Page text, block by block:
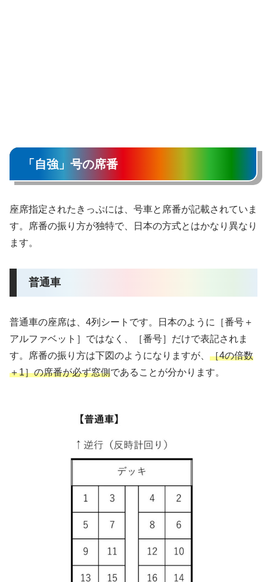
「自強」号の席番
座席指定されたきっぷには、号車と席番が記載されていま
す。席番の振り方が独特で、日本の方式とはかなり異なり
ます。
普通車
普通車の座席は、4列シートです。日本のように［番号＋
アルファベット］ではなく、［番号］だけで表記されま
す。席番の振り方は下図のようになりますが、 ［4の倍数
＋1］の席番が必ず窓側であることが分かります。